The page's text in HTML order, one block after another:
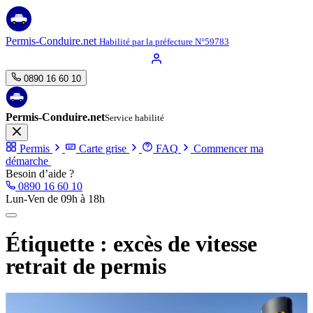
Aller
au
contenu
Permis-Conduire.net Habilité par la préfecture N°59783
0890 16 60 10
Permis-Conduire.netService habilité
Permis Carte grise FAQ
Commencer ma
démarche
Besoin d’aide ?
0890 16 60 10
Lun-Ven de 09h à 18h
Étiquette : excès de vitesse
retrait de permis